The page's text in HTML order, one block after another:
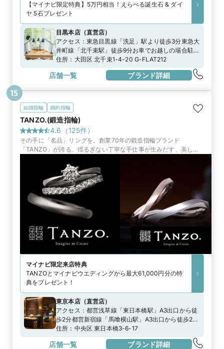
【マイナビ限定特典】5万円相当！えらべる誕生石 & ダイ
ヤ 5石プレゼント
目黒本店（直営店）
アクセス： 東急目黒線「洗足」駅より徒歩3分東急大
井町線「北千束駅」徒歩9分お車でお越しの場合駐車
場のご用意がございますのでスタッフまでお申し付
住所： 大田区 北千束1-4-20 G-FLAT212
店舗一覧 ブランド詳細
結婚指輪 婚約指輪
TANZO.(鍛造指輪)
4.6 （125件）
その手に「名品」リングを。創業70年の鍛造指輪ブランド
「TANZO」が誇る、揺るぎない丁寧な手仕事が生みだす、美しく
マイナビ限定来店特典
TANZOとマイナビウエディングから最大61,000円分の特
典をプレゼント！
東京本店（直営店）
アクセス： 都営浅草線「東日本橋駅」A3出口から徒
歩2分都営新宿線「馬喰横山駅」A3出口から徒歩2分
東京メトロ日比谷線「人形町駅」A4出口から徒歩７
分JR総武快速線「馬喰町駅」西口改札から徒歩7分
住所： 中央区 東日本橋3-6-17
店舗一覧 ブランド詳細
15